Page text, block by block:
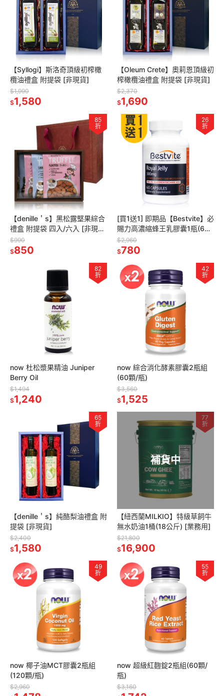
【Syllogi】斯洛奇頂級初榨橄
欖油禮盒 附提袋 [非現貨]
$1,990
$1,580
【Oleum Crete】奧莉恩頂級初
榨橄欖油禮盒 附提袋 [非現貨]
$2,370
$1,690
85
折
【denille＇s】黑松露堅果綜合
禮盒 附提袋 四入/六入 [非現
貨]
$990
$850
26
折
[買1送1] 即期品【Bestvite】必
賜力高濃縮蜂王乳膠囊1瓶(60
顆)500mg 蜂王乳 6%癸稀酸
10-HDA
$2,960
$780
82
折
now 杜松漿果精油 Juniper
Berry Oil
$1,494
$1,240
42
折
now 綜合消化酵素膠囊2瓶組
(60顆/瓶)
$3,560
$1,525
65
折
【denille＇s】純酪梨油禮盒 附
提袋 [非現貨]
$2,400
$1,580
補貨中
77
折
【紐西蘭MILKIO】特級草飼牛
無水奶油1桶(18公斤) [業務用]
$21,800
$16,900
49
折
now 椰子油MCT膠囊2瓶組
(120顆/瓶)
$2,960
55
折
now 超級紅麴錠2瓶組(60顆/
瓶)
$3,160